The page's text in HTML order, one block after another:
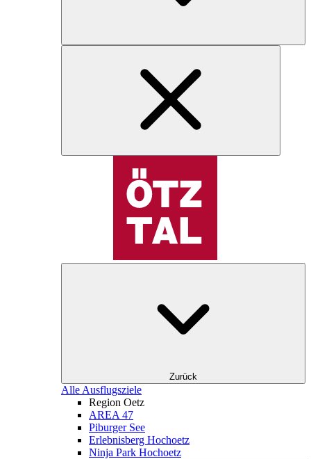
Zurück
Alle Ausflugsziele
Region Oetz
AREA 47
Piburger See
Erlebnisberg Hochoetz
Ninja Park Hochoetz